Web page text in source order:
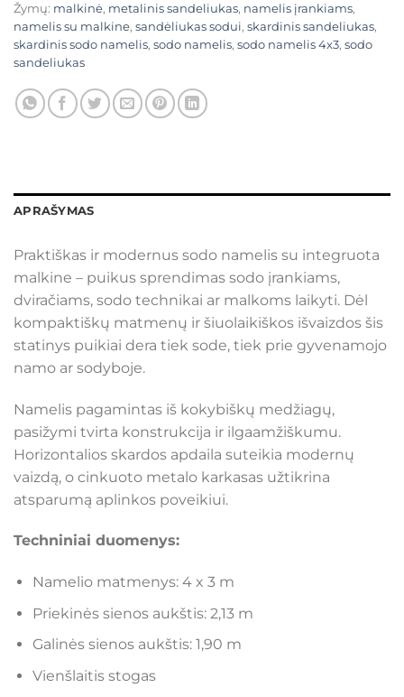
Žymų: malkinė, metalinis sandeliukas, namelis įrankiams,
namelis su malkine, sandėliukas sodui, skardinis sandeliukas,
skardinis sodo namelis, sodo namelis, sodo namelis 4x3, sodo
sandeliukas
APRAŠYMAS
Praktiškas ir modernus sodo namelis su integruota
malkine – puikus sprendimas sodo įrankiams,
dviračiams, sodo technikai ar malkoms laikyti. Dėl
kompaktiškų matmenų ir šiuolaikiškos išvaizdos šis
statinys puikiai dera tiek sode, tiek prie gyvenamojo
namo ar sodyboje.
Namelis pagamintas iš kokybiškų medžiagų,
pasižymi tvirta konstrukcija ir ilgaamžiškumu.
Horizontalios skardos apdaila suteikia modernų
vaizdą, o cinkuoto metalo karkasas užtikrina
atsparumą aplinkos poveikiui.
Techniniai duomenys:
Namelio matmenys: 4 x 3 m
Priekinės sienos aukštis: 2,13 m
Galinės sienos aukštis: 1,90 m
Vienšlaitis stogas